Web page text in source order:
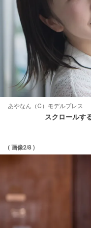
あやなん（C）モデルプレス
スクロールす
( 画像2/8 )